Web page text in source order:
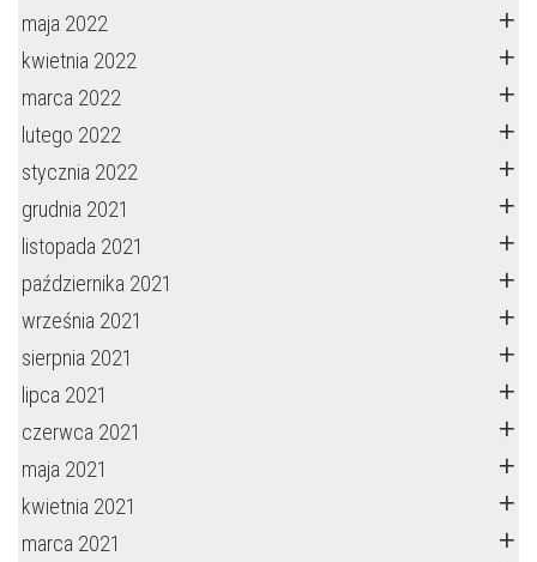
maja 2022
kwietnia 2022
marca 2022
lutego 2022
stycznia 2022
grudnia 2021
listopada 2021
października 2021
września 2021
sierpnia 2021
lipca 2021
czerwca 2021
maja 2021
kwietnia 2021
marca 2021